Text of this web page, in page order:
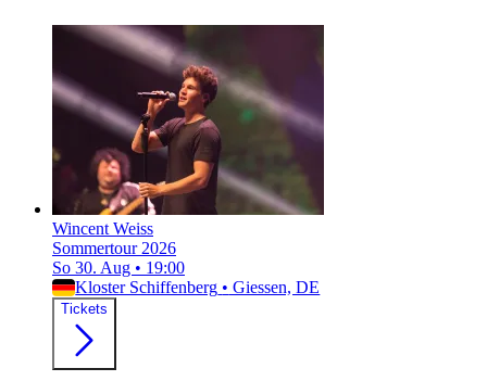
Wincent Weiss
Sommertour 2026
So 30. Aug • 19:00
Kloster Schiffenberg • Giessen, DE
Tickets